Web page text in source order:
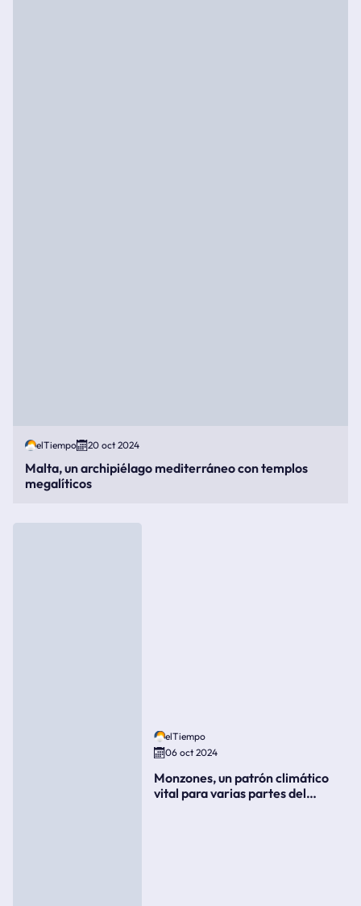
elTiempo 20 oct 2024
Malta, un archipiélago mediterráneo con templos
megalíticos
elTiempo
06 oct 2024
Monzones, un patrón climático
vital para varias partes del